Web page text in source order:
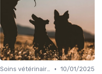
Soins vétérinaires pour chiens de chasse • 10/01/2025